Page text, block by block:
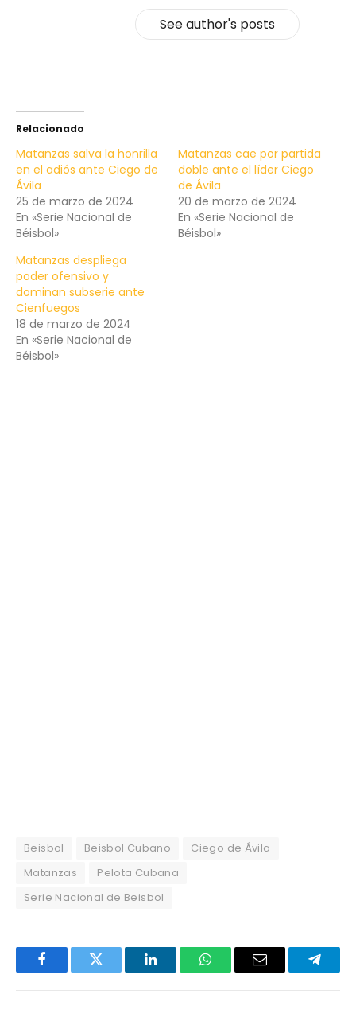
See author's posts
Relacionado
Matanzas salva la honrilla
en el adiós ante Ciego de
Ávila
25 de marzo de 2024
En «Serie Nacional de
Béisbol»
Matanzas cae por partida
doble ante el líder Ciego
de Ávila
20 de marzo de 2024
En «Serie Nacional de
Béisbol»
Matanzas despliega
poder ofensivo y
dominan subserie ante
Cienfuegos
18 de marzo de 2024
En «Serie Nacional de
Béisbol»
Beisbol Beisbol Cubano
Ciego de Ávila
Matanzas
Pelota Cubana
Serie Nacional de Beisbol
FacebookTwitter LinkedInWhatsAppEmail